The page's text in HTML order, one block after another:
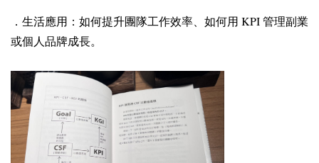
．生活應用：如何提升團隊工作效率、如何用 KPI 管理副業
或個人品牌成長。